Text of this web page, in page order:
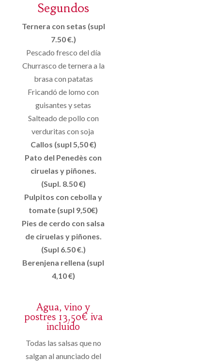
Segundos
Ternera con setas (supl
7.50 €.)
Pescado fresco del día
Churrasco de ternera a la
brasa con patatas
Fricandó de lomo con
guisantes y setas
Salteado de pollo con
verduritas con soja
Callos (supl 5,50 €)
Pato del Penedès con
ciruelas y piñones.
(Supl. 8.50 €)
Pulpitos con cebolla y
tomate (supl 9,50€)
Pies de cerdo con salsa
de ciruelas y piñones.
(Supl 6.50 €.)
Berenjena rellena (supl
4,10 €)
Agua, vino y
postres 13,50€ iva
incluído
Todas las salsas que no
salgan al anunciado del